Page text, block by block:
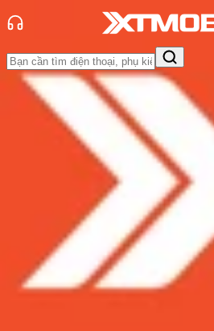
Trang chủ
Tin tức
Tư vấn
Đánh Giá - Trên TaySo
Hỏi đáp App - Game
hàng - Sự kiện
Kiểm tra iPhone cũ
với 8 bước đơn giản